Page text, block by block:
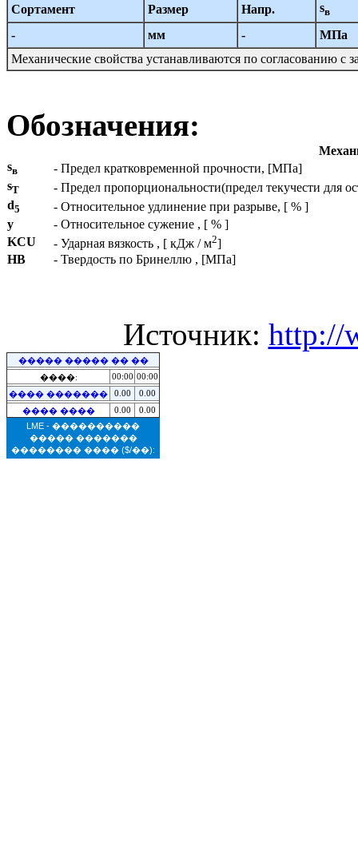
Сортамент Размер Напр. sв
- мм -
МПа
Механические свойства устанавливаются по согласованию с
Обозначения:
sв
- Предел кратковременной прочности, [МПа]
sT
- Предел пропорциональности(предел текучести для
d5
- Относительное удлинение при разрыве, [ % ]
y
- Относительное сужение , [ % ]
KCU
- Ударная вязкость , [ кДж / м2]
HB
- Твердость по Бринеллю , [МПа]
Источник: http://
����� ����� �� ��
����:
00:00 00:00
���� �������
0.00
0.00
���� ����
0.00
0.00
LME - ����������
����� �������
�������� ���� ($/��):